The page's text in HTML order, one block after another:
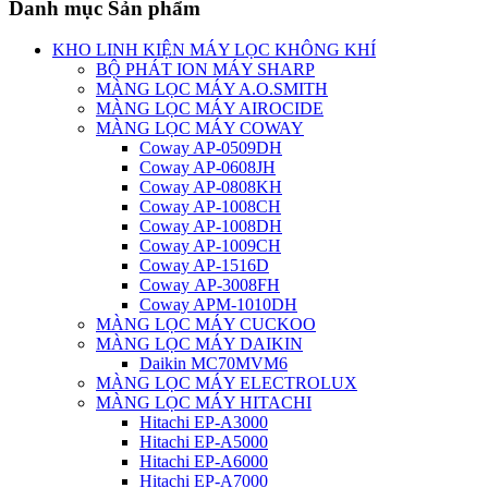
Danh mục Sản phẩm
KHO LINH KIỆN MÁY LỌC KHÔNG KHÍ
BỘ PHÁT ION MÁY SHARP
MÀNG LỌC MÁY A.O.SMITH
MÀNG LỌC MÁY AIROCIDE
MÀNG LỌC MÁY COWAY
Coway AP-0509DH
Coway AP-0608JH
Coway AP-0808KH
Coway AP-1008CH
Coway AP-1008DH
Coway AP-1009CH
Coway AP-1516D
Coway AP-3008FH
Coway APM-1010DH
MÀNG LỌC MÁY CUCKOO
MÀNG LỌC MÁY DAIKIN
Daikin MC70MVM6
MÀNG LỌC MÁY ELECTROLUX
MÀNG LỌC MÁY HITACHI
Hitachi EP-A3000
Hitachi EP-A5000
Hitachi EP-A6000
Hitachi EP-A7000